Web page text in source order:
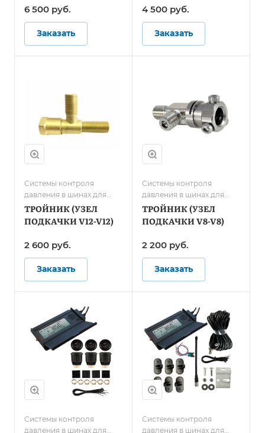
6 500 руб.
Заказать
4 500 руб.
Заказать
Системы контроля
давления в шинах для
карьерной техники и
спецтранспорта
ТРОЙНИК (УЗЕЛ
ПОДКАЧКИ V12-V12)
2 600 руб.
Заказать
Системы контроля
давления в шинах для
грузового транспорта/
Системы контроля
давления в шинах для
ТРОЙНИК (УЗЕЛ
ПОДКАЧКИ V8-V8)
2 200 руб.
Заказать
Системы контроля
давления в шинах для
Системы контроля
давления в шинах для